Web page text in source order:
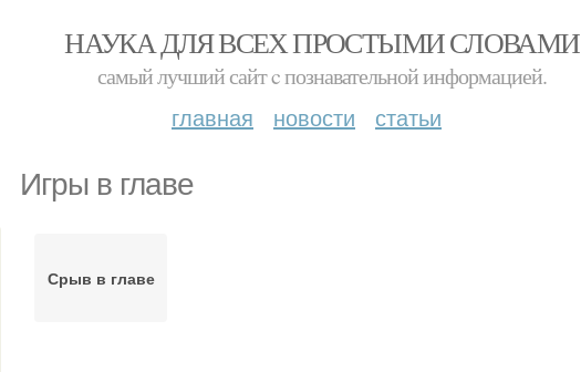
НАУКА ДЛЯ ВСЕХ ПРОСТЫМИ СЛОВАМИ
самый лучший сайт c познавательной информацией.
главная новости статьи
Игры в главе
Срыв в главе